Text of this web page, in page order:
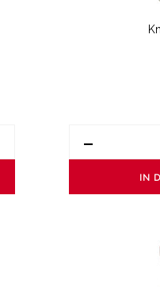
-
IN